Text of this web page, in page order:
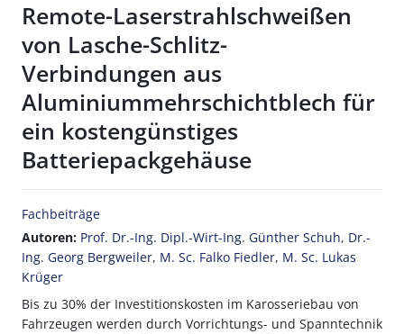
Remote-Laserstrahlschweißen
von Lasche-Schlitz-
Verbindungen aus
Aluminiummehrschichtblech für
ein kostengünstiges
Batteriepackgehäuse
Fachbeiträge
Autoren: Prof. Dr.-Ing. Dipl.-Wirt-Ing. Günther Schuh, Dr.-
Ing. Georg Bergweiler, M. Sc. Falko Fiedler, M. Sc. Lukas
Krüger
Bis zu 30% der Investitionskosten im Karosseriebau von
Fahrzeugen werden durch Vorrichtungs- und Spanntechnik